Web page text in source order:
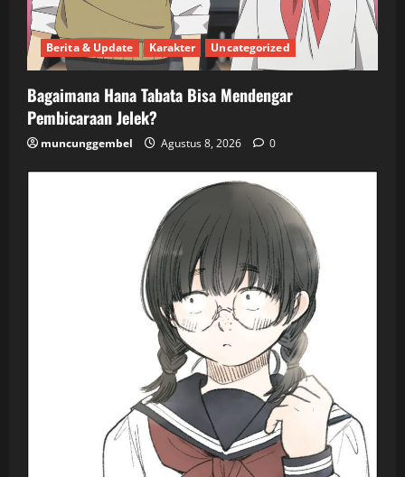
Berita & Update Karakter Uncategorized
Bagaimana Hana Tabata Bisa Mendengar
Pembicaraan Jelek?
muncunggembel Agustus 8, 2026 0